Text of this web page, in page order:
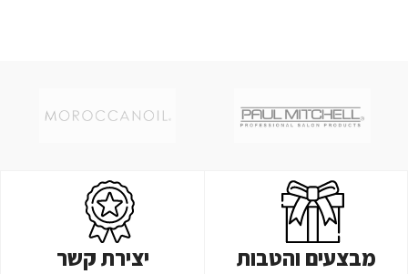
מבצעים והטבות יצירת קשר